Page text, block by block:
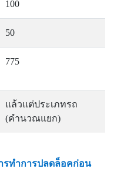
100
50
775
แล้วแต่ประเภทรถ
(คำนวณแยก)
รทำการปลดล็อคก่อน